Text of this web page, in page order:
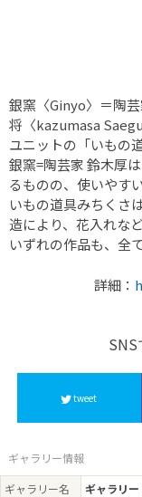
銀窯〈Ginyo〉＝陶
将〈kazumasa
ユニットの「いもの
銀窯=陶芸家 鈴木厚
るものの、使いやす
いもの道具みちくさ
造により、花入れな
いずれの作品も、全
詳細：
tweet
ギャラリー情報
ギャラリー名
ギャラリ